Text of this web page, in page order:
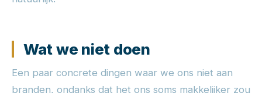
Wat we niet doen
Een paar concrete dingen waar we ons niet aan
branden, ondanks dat het ons soms makkelijker zou